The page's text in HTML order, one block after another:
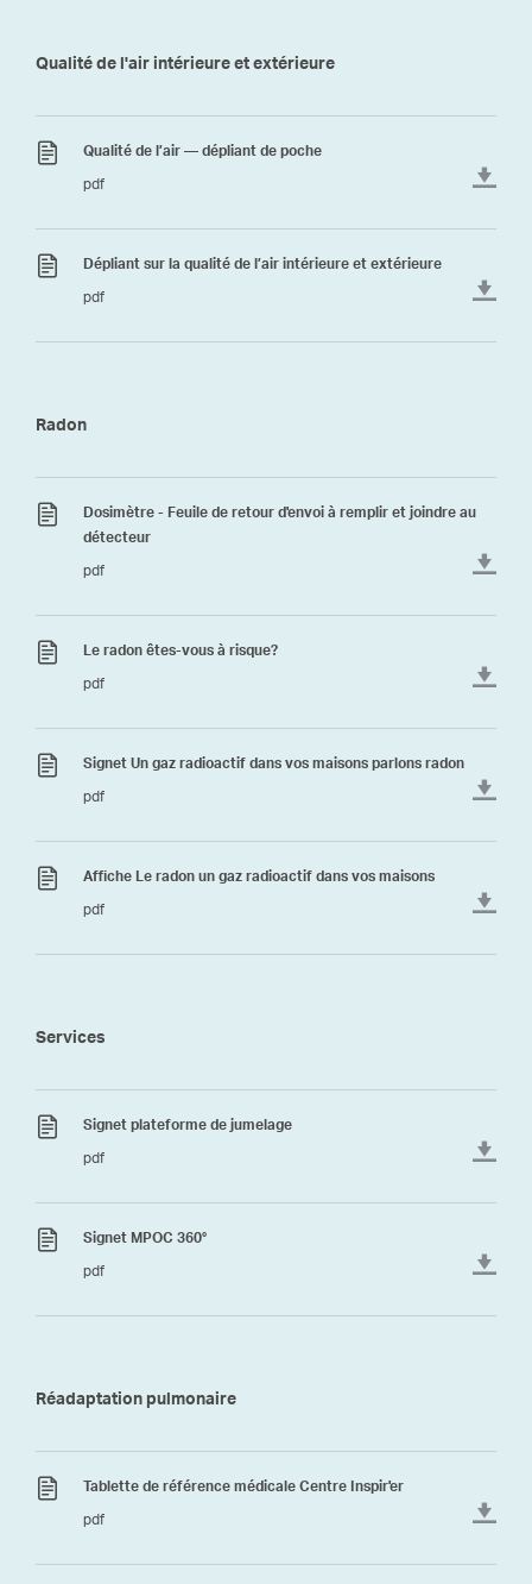
Qualité de l'air intérieure et extérieure
Qualité de l’air — dépliant de poche
pdf
Dépliant sur la qualité de l’air intérieure et extérieure
pdf
Radon
Dosimètre - Feuile de retour d'envoi à remplir et joindre au
détecteur
pdf
Le radon êtes-vous à risque?
pdf
Signet Un gaz radioactif dans vos maisons parlons radon
pdf
Affiche Le radon un gaz radioactif dans vos maisons
pdf
Services
Signet plateforme de jumelage
pdf
Signet MPOC 360°
pdf
Réadaptation pulmonaire
Tablette de référence médicale Centre Inspir'er
pdf